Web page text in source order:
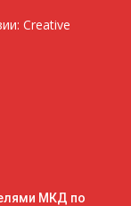
Creative
МКД по